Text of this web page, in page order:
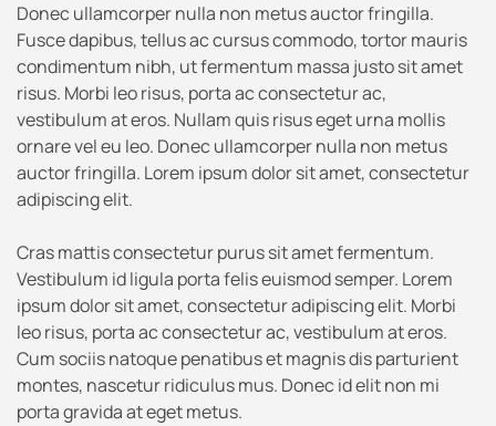
Donec ullamcorper nulla non metus auctor fringilla.
Fusce dapibus, tellus ac cursus commodo, tortor mauris
condimentum nibh, ut fermentum massa justo sit amet
risus. Morbi leo risus, porta ac consectetur ac,
vestibulum at eros. Nullam quis risus eget urna mollis
ornare vel eu leo. Donec ullamcorper nulla non metus
auctor fringilla. Lorem ipsum dolor sit amet, consectetur
adipiscing elit.
Cras mattis consectetur purus sit amet fermentum.
Vestibulum id ligula porta felis euismod semper. Lorem
ipsum dolor sit amet, consectetur adipiscing elit. Morbi
leo risus, porta ac consectetur ac, vestibulum at eros.
Cum sociis natoque penatibus et magnis dis parturient
montes, nascetur ridiculus mus. Donec id elit non mi
porta gravida at eget metus.